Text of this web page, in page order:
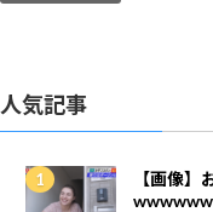
人気記事
【画像